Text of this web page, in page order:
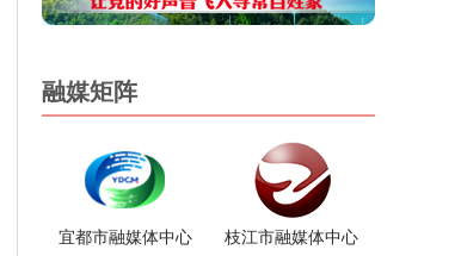
融媒矩阵
宜都市融媒体中心 枝江市融媒体中心